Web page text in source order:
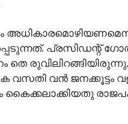
പ്രസിഡന്റ്
രുവിലിറങ്ങിയിരുന്നു.
വന്‍ ജനക്കൂട്ടം